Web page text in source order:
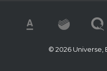
© 2026